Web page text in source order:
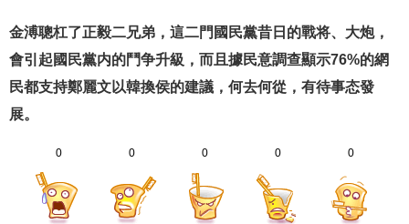
金溥聰杠了正毅二兄弟，這二門國民黨昔日的戰将、大炮，
會引起國民黨内的鬥争升級，而且據民意調查顯示76%的網
民都支持鄭麗文以韓換侯的建議，何去何從，有待事态發
展。
0 0 0 0 0